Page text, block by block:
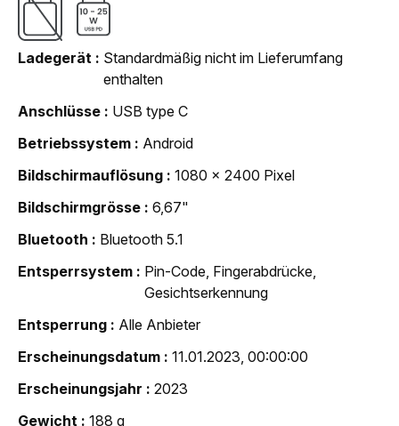
Ladegerät
Standardmäßig nicht im Lieferumfang
enthalten
Anschlüsse
USB type C
Betriebssystem
Android
Bildschirmauflösung
1080 x 2400 Pixel
Bildschirmgrösse
6,67"
Bluetooth
Bluetooth 5.1
Entsperrsystem
Pin-Code, Fingerabdrücke,
Gesichtserkennung
Entsperrung
Alle Anbieter
Erscheinungsdatum
11.01.2023, 00:00:00
Erscheinungsjahr
2023
Gewicht
188 g